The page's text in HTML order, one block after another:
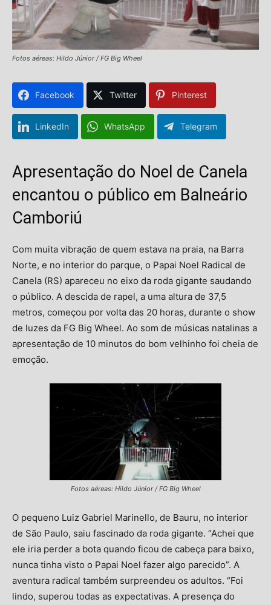
Fotos aéreas: Hildo Júnior / FG Big Wheel
Facebook Twitter Pinterest
LinkedIn WhatsApp Telegram
Apresentação do Noel de Canela
encantou o público em Balneário
Camboriú
Com muita vibração de quem estava na praia, na Barra
Norte, e no interior do parque, o Papai Noel Radical de
Canela (RS) apareceu no eixo da roda gigante saudando
o público. A descida de rapel, a uma altura de 37,5
metros, começou por volta das 20 horas, durante o show
de luzes da FG Big Wheel. Ao som de músicas natalinas a
apresentação de 10 minutos do bom velhinho foi cheia de
emoção.
Fotos aéreas: Hildo Júnior / FG Big Wheel
O pequeno Luiz Gabriel Marinello, de Bauru, no interior
de São Paulo, saiu fascinado da roda gigante. “Achei que
ele iria perder a bota quando ficou de cabeça para baixo,
nunca tinha visto o Papai Noel fazer algo parecido”. A
aventura radical também surpreendeu os adultos. “Foi
lindo, superou todas as expectativas. A presença do